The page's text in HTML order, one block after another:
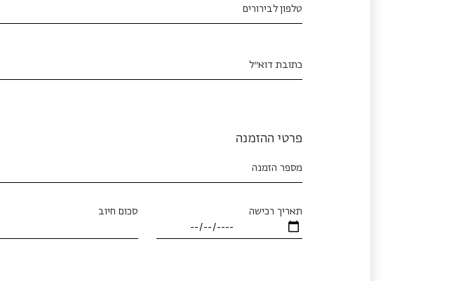
טלפון לבירורים
כתובת דוא׳׳ל
פרטי ההזמנה
מספר הזמנה
תאריך רכישה סכום חיוב